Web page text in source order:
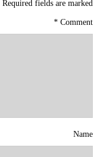
Required fields are marked
Comment
*
Name